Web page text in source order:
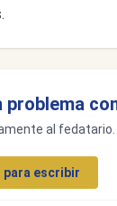
problema
al
para escribir